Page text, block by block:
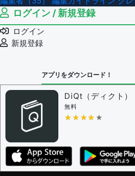
ログイン / 新規登録
ログイン
新規登録
アプリをダウンロード！
DiQt（ディクト）
無料
★★★★★
★★★★★